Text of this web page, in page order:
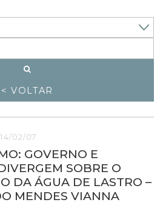
< VOLTAR
14/02/07
GOVERNO E
SOBRE O
DA ÁGUA DE LASTRO –
MENDES VIANNA